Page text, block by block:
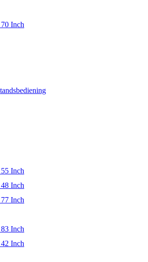
Inch
Inch
Inch
Inch
Inch
Inch